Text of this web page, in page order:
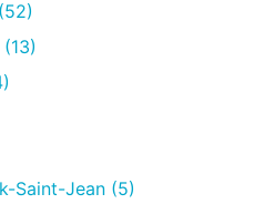
Saint-Jean (5)